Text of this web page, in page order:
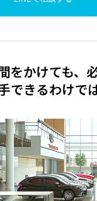
をかけても、
できるわけで